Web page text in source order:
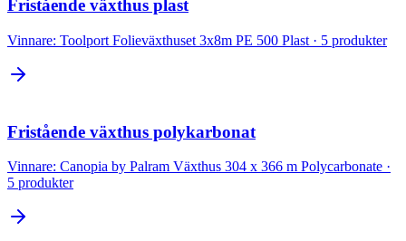
Fristående växthus plast
Vinnare: Toolport Folieväxthuset 3x8m PE 500 Plast · 5 produkter
Fristående växthus polykarbonat
Vinnare: Canopia by Palram Växthus 304 x 366 m Polycarbonate ·
5 produkter